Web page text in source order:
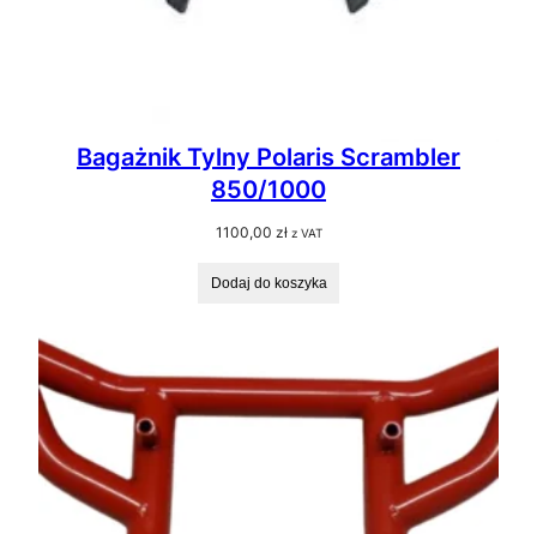
Bagażnik Tylny Polaris Scrambler
850/1000
1100,00 zł z VAT
Dodaj do koszyka